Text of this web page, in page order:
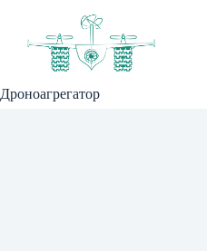
Дроноагрегатор